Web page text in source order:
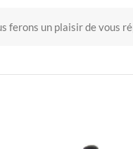
ferons un plaisir de vous